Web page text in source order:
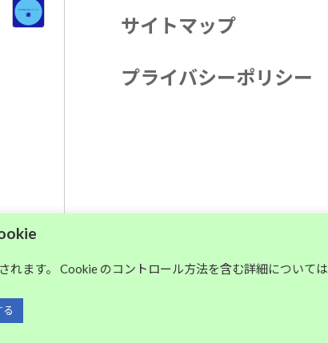
サイトマップ
プライバシーポリシー
Rights Reserved.
All in One Expansion Unit
れます。 Cookie のコントロール方法を含む詳細については